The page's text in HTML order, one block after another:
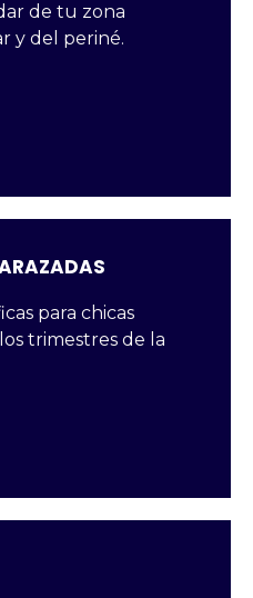
de tu zona
y del periné.
para chicas
trimestres de la